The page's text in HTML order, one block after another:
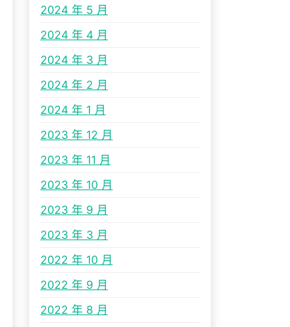
2024 年 5 月
2024 年 4 月
2024 年 3 月
2024 年 2 月
2024 年 1 月
2023 年 12 月
2023 年 11 月
2023 年 10 月
2023 年 9 月
2023 年 3 月
2022 年 10 月
2022 年 9 月
2022 年 8 月